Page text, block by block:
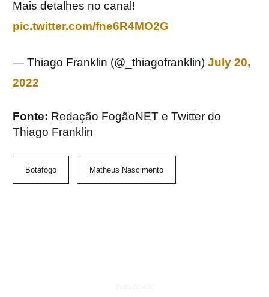
Mais detalhes no canal!
pic.twitter.com/fne6R4MO2G
— Thiago Franklin (@_thiagofranklin) July 20,
2022
Fonte: Redação FogãoNET e Twitter do
Thiago Franklin
Botafogo Matheus Nascimento